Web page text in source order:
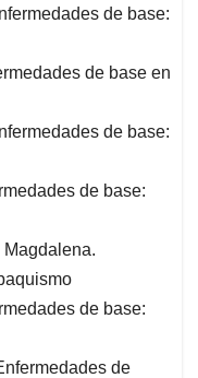
de base:
de base en
de base:
de base:
de base:
de